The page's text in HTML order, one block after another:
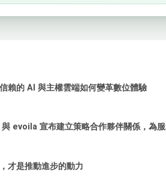
賴的 AI 與主權雲端如何變革數位體驗
evoila 宣布建立策略合作夥伴關係，為
才是推動進步的動力